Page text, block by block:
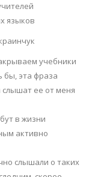
языков
учебники
бы, эта фраза
ее от меня
в жизни
активно
слышали о таких